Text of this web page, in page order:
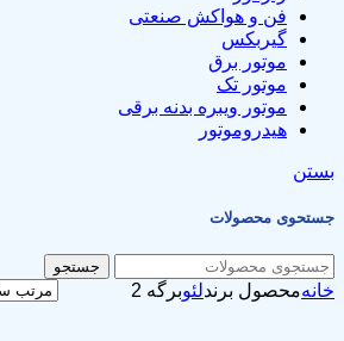
فن و هواکش صنعتی
گیربکس
موتور برق
موتور تک
موتور ویبره بدنه برقی
هیدروموتور
بستن
جستحوی محصولات
جستجو
خانهمحصول برندلئوبرگه 2